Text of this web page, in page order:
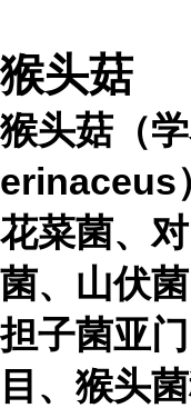
猴头菇
猴头菇（
erinaceus
花菜菌、
菌、山伏
担子菌亚
目、猴头